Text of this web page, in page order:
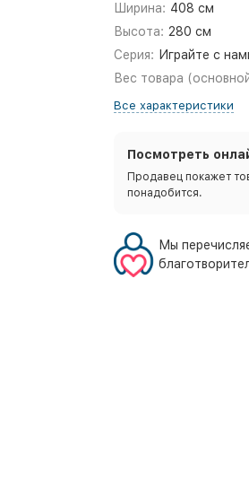
Ширина: 408 см
Высота: 280 см
Серия: Играйте с
Вес товара
Все характеристики
Посмотреть
Продавец покажет
понадобится.
Мы